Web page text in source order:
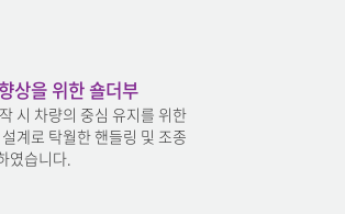
상을 위한 숄더부
시 차량의 중심 유지를 위한
계로 탁월한 핸들링 및 조종
였습니다.